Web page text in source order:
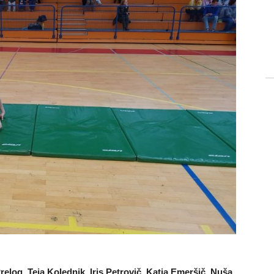
Teja Kolednik, Iris Petrovič, Katja Emeršič, Nuša